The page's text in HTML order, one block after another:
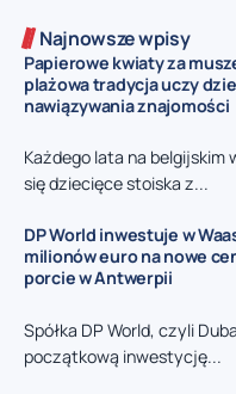
Najnowsze wpisy
Papierowe kwiaty za
plażowa tradycja uczy
nawiązywania znajomości
Każdego lata na belgijskim
się dziecięce stoiska z...
DP World inwestuje w
milionów euro na nowe
porcie w Antwerpii
Spółka DP World, czyli
początkową inwestycję...